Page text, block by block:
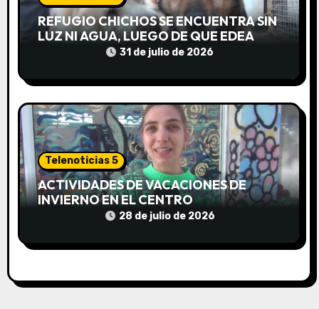
a
a
s
REFUGIO CHICHOS SE ENCUENTRA SIN
LUZ NI AGUA, LUEGO DE QUE EDEA
CORTARA EL SUMINISTRO SIN AVISO
31 de julio de 2026
Telenoticias 5
ACTIVIDADES DE VACACIONES DE
INVIERNO EN EL CENTRO
COMUNITARIO EL TALA
28 de julio de 2026